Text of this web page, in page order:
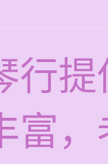
行
富